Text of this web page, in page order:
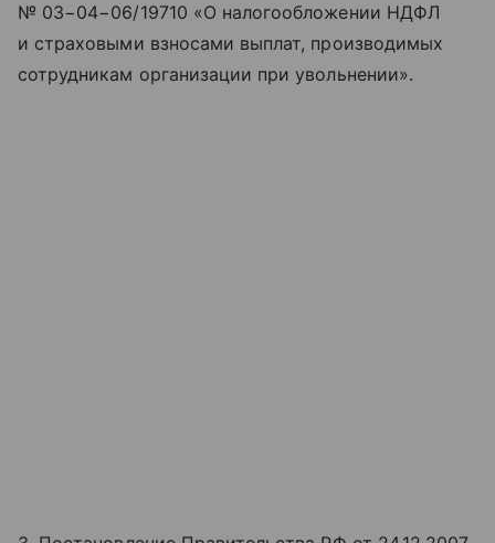
№ 03−04−06/19710 «О налогообложении НДФЛ
и страховыми взносами выплат, производимых
сотрудникам организации при увольнении».